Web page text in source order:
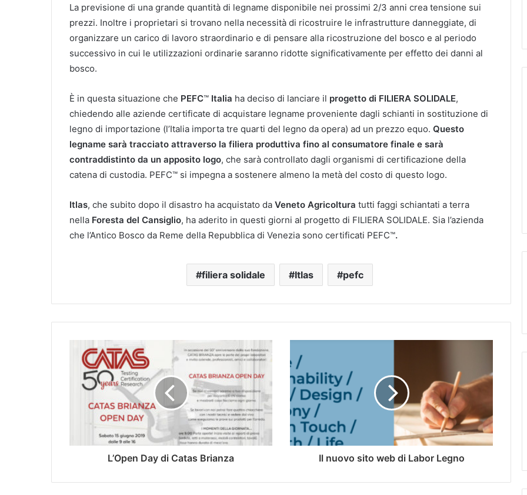
La previsione di una grande quantità di legname disponibile nei prossimi 2/3 anni crea tensione sui
prezzi. Inoltre i proprietari si trovano nella necessità di ricostruire le infrastrutture danneggiate, di
organizzare un carico di lavoro straordinario e di pensare alla ricostruzione del bosco e al periodo
successivo in cui le utilizzazioni ordinarie saranno ridotte significativamente per effetto dei danni al
bosco.
È in questa situazione che PEFC™ Italia ha deciso di lanciare il progetto di FILIERA SOLIDALE,
chiedendo alle aziende certificate di acquistare legname proveniente dagli schianti in sostituzione di
legno di importazione (l’Italia importa tre quarti del legno da opera) ad un prezzo equo. Questo
legname sarà tracciato attraverso la filiera produttiva fino al consumatore finale e sarà
contraddistinto da un apposito logo, che sarà controllato dagli organismi di certificazione della
catena di custodia. PEFC™ si impegna a sostenere almeno la metà del costo di questo logo.
Itlas, che subito dopo il disastro ha acquistato da Veneto Agricoltura tutti faggi schiantati a terra
nella Foresta del Cansiglio, ha aderito in questi giorni al progetto di FILIERA SOLIDALE. Sia l’azienda
che l’Antico Bosco da Reme della Repubblica di Venezia sono certificati PEFC™.
filiera solidale Itlas pefc
L’Open Day di Catas Brianza Il nuovo sito web di Labor Legno